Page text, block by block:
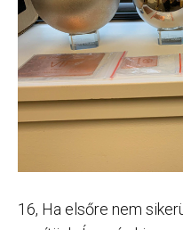
16, Ha elsőre nem